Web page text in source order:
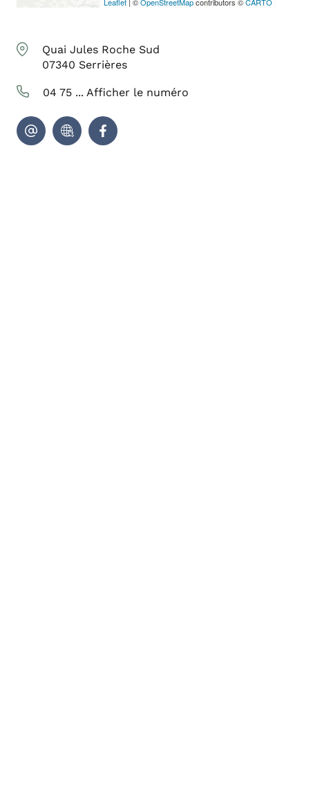
Leaflet | ©OpenStreetMapcontributors ©CARTO
Quai Jules Roche Sud
07340 Serrières
04 75 ... Afficher le numéro